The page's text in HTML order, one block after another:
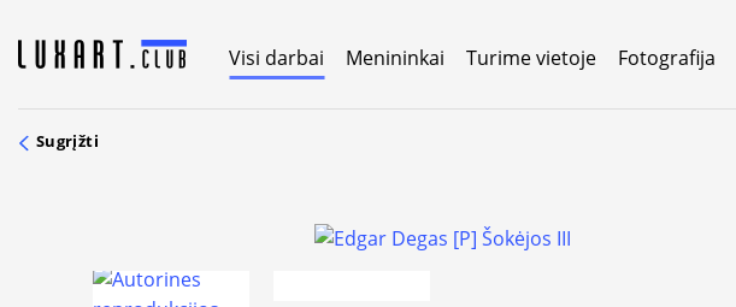
content
Visi darbai Menininkai Turime vietoje Fotografija
Sugrįžti